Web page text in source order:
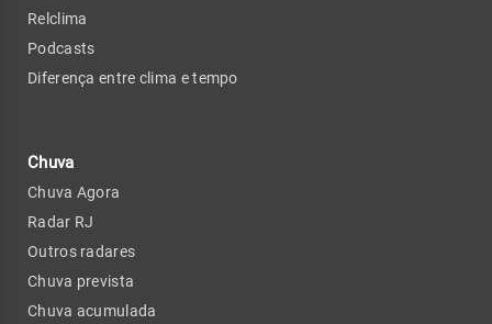
Relclima
Podcasts
Diferença entre clima e tempo
Chuva
Chuva Agora
Radar RJ
Outros radares
Chuva prevista
Chuva acumulada